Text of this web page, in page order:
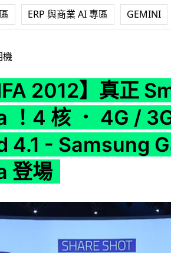
真正 Smart Camera ！4 核 ． 4G /
ERP 與商業 AI 專區 GEMINI
機
2012】真正
！4 核 ． 4G /
4.1 - Samsung
登場